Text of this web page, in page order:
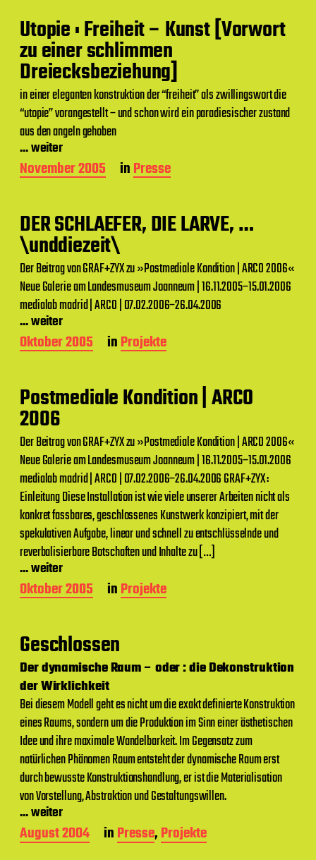
t
r
a
g
s
d
a
t
u
Utopie : Freiheit – Kunst [Vorwort
zu einer schlimmen
Dreiecksbeziehung]
in einer eleganten konstruktion der “freiheit” als zwillingswort die
“utopie” vorangestellt – und schon wird ein paradiesischer zustand
aus den angeln gehoben
... weiter
B
e
t
r
a
g
s
d
a
t
u
m
November 2005 inPresse
DER SCHLAEFER, DIE LARVE, …
\unddiezeit\
Der Beitrag von GRAF+ZYX zu »Postmediale Kondition | ARCO 2006«
Neue Galerie am Landesmuseum Joanneum | 16.11.2005–15.01.2006
medialab madrid | ARCO | 07.02.2006–26.04.2006
... weiter
B
e
t
r
a
g
s
d
a
t
u
m
Oktober 2005 inProjekte
Postmediale Kondition | ARCO
2006
Der Beitrag von GRAF+ZYX zu »Postmediale Kondition | ARCO 2006«
Neue Galerie am Landesmuseum Joanneum | 16.11.2005–15.01.2006
medialab madrid | ARCO | 07.02.2006–26.04.2006 GRAF+ZYX :
Einleitung Diese Installation ist wie viele unserer Arbeiten nicht als
konkret fassbares, geschlossenes Kunstwerk konzipiert, mit der
spekulativen Aufgabe, linear und schnell zu entschlüsselnde und
reverbalisierbare Botschaften und Inhalte zu […]
... weiter
B
e
t
r
a
g
s
d
a
t
u
m
Oktober 2005 inProjekte
Geschlossen
Der dynamische Raum – oder : die Dekonstruktion
der Wirklichkeit
Bei diesem Modell geht es nicht um die exakt definierte Konstruktion
eines Raums, sondern um die Produktion im Sinn einer ästhetischen
Idee und ihre maximale Wandelbarkeit. Im Gegensatz zum
natürlichen Phänomen Raum entsteht der dynamische Raum erst
durch bewusste Konstruktionshandlung, er ist die Materialisation
von Vorstellung, Abstraktion und Gestaltungswillen.
... weiter
B
e
August 2004 inPresse,Projekte